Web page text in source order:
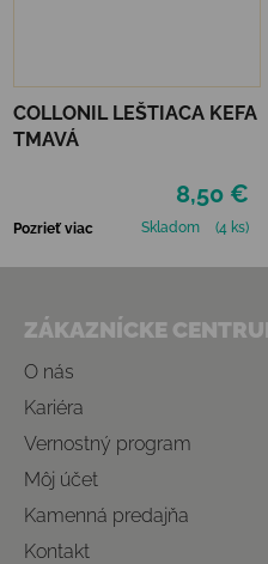
COLLONIL LEŠTIACA KEFA
TMAVÁ
8,50 €
Pozrieť viac Skladom (4 ks)
ZÁKAZNÍCKE
O nás
Kariéra
Vernostný program
Môj účet
Kamenná predajňa
Kontakt